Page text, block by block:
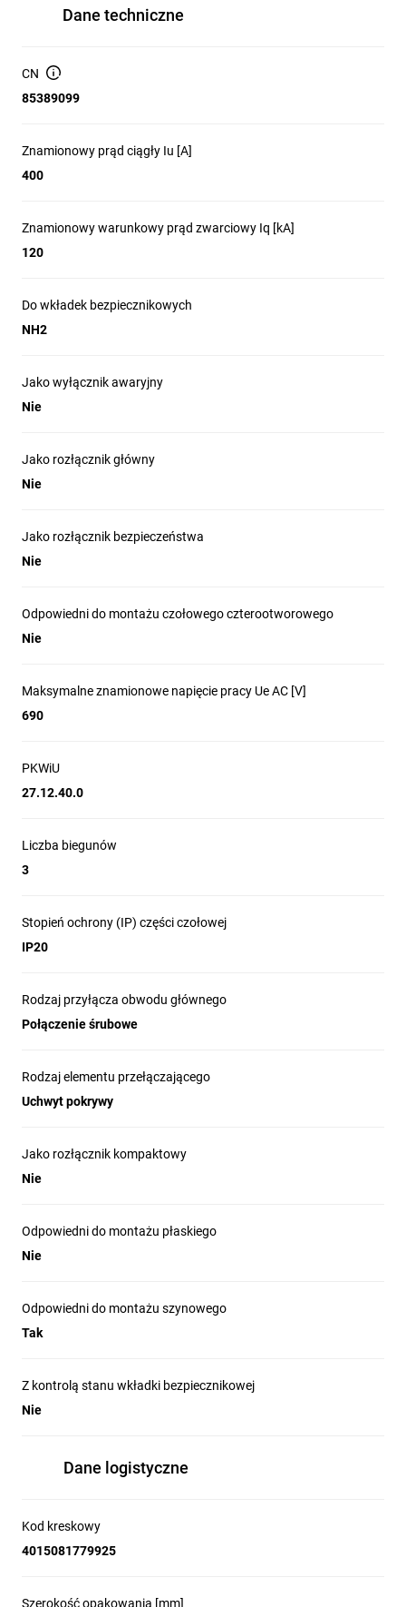
Dane techniczne
CN
85389099
Znamionowy prąd ciągły Iu [A]
400
Znamionowy warunkowy prąd zwarciowy Iq [kA]
120
Do wkładek bezpiecznikowych
NH2
Jako wyłącznik awaryjny
Nie
Jako rozłącznik główny
Nie
Jako rozłącznik bezpieczeństwa
Nie
Odpowiedni do montażu czołowego czterootworowego
Nie
Maksymalne znamionowe napięcie pracy Ue AC [V]
690
PKWiU
27.12.40.0
Liczba biegunów
3
Stopień ochrony (IP) części czołowej
IP20
Rodzaj przyłącza obwodu głównego
Połączenie śrubowe
Rodzaj elementu przełączającego
Uchwyt pokrywy
Jako rozłącznik kompaktowy
Nie
Odpowiedni do montażu płaskiego
Nie
Odpowiedni do montażu szynowego
Tak
Z kontrolą stanu wkładki bezpiecznikowej
Nie
Dane logistyczne
Kod kreskowy
4015081779925
Szerokość opakowania [mm]